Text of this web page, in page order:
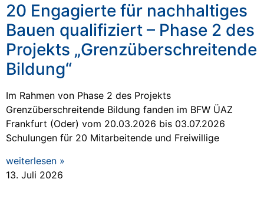
20 Engagierte für nachhaltiges
Bauen qualifiziert – Phase 2 des
Projekts „Grenzüberschreitende
Bildung“
Im Rahmen von Phase 2 des Projekts
Grenzüberschreitende Bildung fanden im BFW ÜAZ
Frankfurt (Oder) vom 20.03.2026 bis 03.07.2026
Schulungen für 20 Mitarbeitende und Freiwillige
weiterlesen »
13. Juli 2026